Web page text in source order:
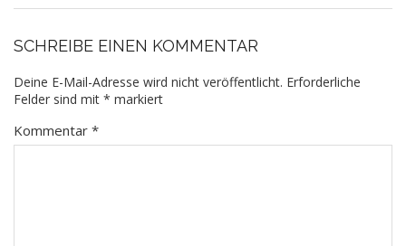
SCHREIBE EINEN KOMMENTAR
Deine E-Mail-Adresse wird nicht veröffentlicht. Erforderliche
Felder sind mit * markiert
Kommentar *